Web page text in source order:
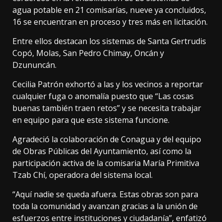
agua potable en 21 comisarías, nueve ya concluidos,
16 se encuentran en proceso y tres más en licitación.
Entre ellos destacan los sistemas de Santa Gertrudis
Copó, Molas, San Pedro Chimay, Oncán y
Dzununcán.
Cecilia Patrón exhortó a las y los vecinos a reportar
cualquier fuga o anomalía puesto que “Las cosas
buenas también traen retos” y se necesita trabajar
en equipo para que este sistema funcione.
Agradeció la colaboración de Conagua y del equipo
de Obras Públicas del Ayuntamiento, así como la
participación activa de la comisaria María Primitiva
Tzab Chí, operadora del sistema local.
“Aquí nadie se queda afuera. Estas obras son para
toda la comunidad y avanzan gracias a la unión de
esfuerzos entre instituciones y ciudadanía”, enfatizó